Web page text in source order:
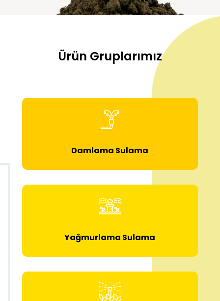
Ürün Gruplarımız
Damlama Sulama
Yağmurlama Sulama